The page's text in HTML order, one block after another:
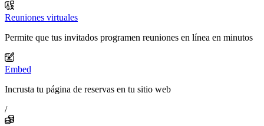
Reuniones virtuales
Permite que tus invitados programen reuniones en línea en minutos
Embed
Incrusta tu página de reservas en tu sitio web
/